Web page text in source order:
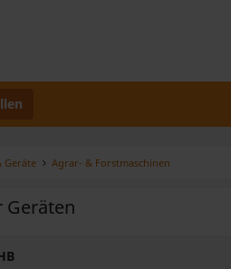
Geräte Agrar- & Forstmaschinen
Geräten